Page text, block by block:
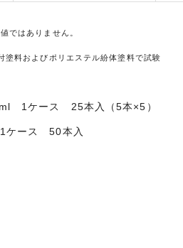
ではありません。
料およびポリエステル紛体塗料で試験
1ケース 25本入（5本×5）
ース 50本入